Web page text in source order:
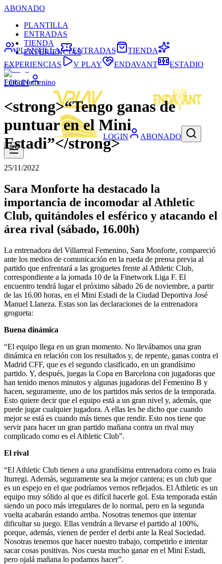
ABONADO
PLANTILLA
ENTRADAS
TIENDA
EXPERIENCIAS
LOGIN
LOGIN ABONADO
PLANTILLA ENTRADAS
TIENDA
EXPERIENCIAS
V PLAY ENDAVANT ESTADIO
Fútbol femenino
<strong>“Tengo ganas de
puntuar en el Mini
Estadi”</strong>
25/11/2022
Sara Monforte ha destacado la
importancia de incomodar al Athletic
Club, quitándoles el esférico y atacando el
área rival (sábado, 16.00h)
La entrenadora del Villarreal Femenino, Sara Monforte, compareció
ante los medios de comunicación en la rueda de prensa previa al
partido que enfrentará a las groguetes frente al Athletic Club,
correspondiente a la jornada 10 de la Finetwork Liga F. El
encuentro tendrá lugar el próximo sábado 26 de noviembre, a partir
de las 16.00 horas, en el Mini Estadi de la Ciudad Deportiva José
Manuel Llaneza. Estas son las declaraciones de la entrenadora
grogueta:
Buena dinámica
“El equipo llega en un gran momento. No llevábamos una gran
dinámica en relación con los resultados y, de repente, ganas contra el
Madrid CFF, que es el segundo clasificado, en un grandísimo
partido. Y, después, juegas la Copa en Barcelona con jugadoras que
han tenido menos minutos y algunas jugadoras del Femenino B y
hacen, seguramente, uno de los partidos más serios de la temporada.
Esto quiere decir que el equipo está a un gran nivel y, además, que
puede jugar cualquier jugadora. A ellas les he dicho que cuando
mejor se está es cuando más tienes que rendir. Esto nos tiene que
servir para hacer un gran partido mañana contra un rival muy
complicado como es el Athletic Club”.
El rival
“El Athletic Club tienen a una grandísima entrenadora como es Iraia
Iturregi. Además, seguramente sea la mejor cantera; es un club que
es un espejo en el que podríamos vernos reflejados. El Athletic es un
equipo muy sólido al que es difícil hacerle gol. Esta temporada están
siendo un poco más irregulares de lo normal, pero en la segunda
vuelta acabarán estando arriba. Nosotras tenemos que intentar
dificultar su juego. Ellas vendrán a llevarse el partido al 100%,
porque, además, vienen de perder el derbi ante la Real Sociedad.
Nosotras tenemos que hacer nuestro trabajo, competirlo e intentar
sacar cosas positivas. Nos cuesta mucho ganar en el Mini Estadi,
pero ojalá mañana lo podamos hacer”.